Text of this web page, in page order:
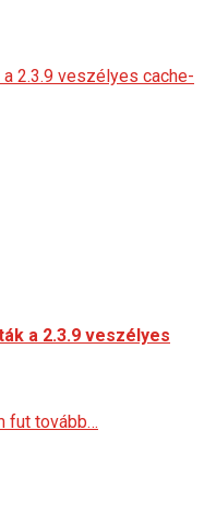
2.3.9 veszélyes cache-
a 2.3.9 veszélyes
fut tovább…